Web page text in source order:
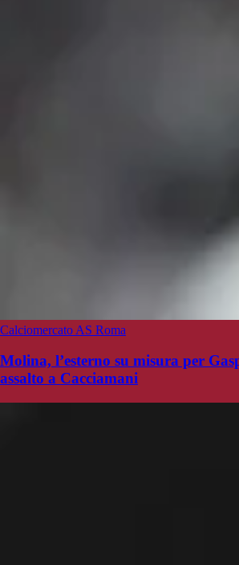
Calciomercato AS Roma
Molina, l’esterno su misura per
assalto a Cacciamani